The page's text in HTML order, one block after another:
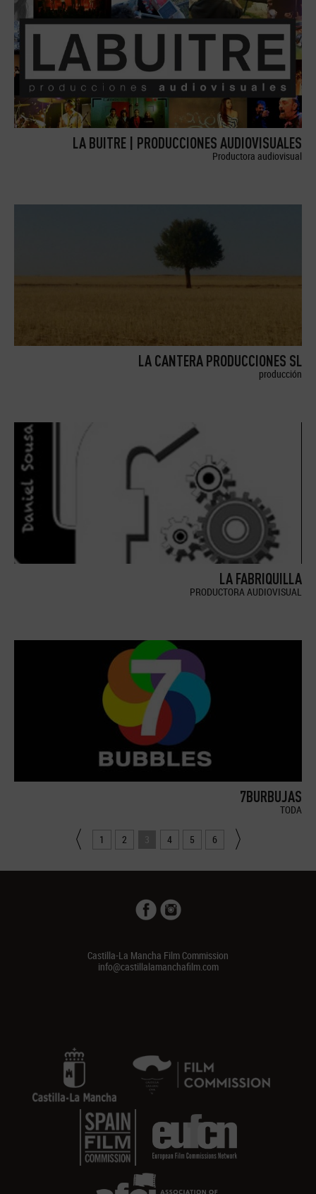
LA BUITRE | PRODUCCIONES AUDIOVISUALES
Productora audiovisual
LA CANTERA PRODUCCIONES SL
producción
LA FABRIQUILLA
PRODUCTORA AUDIOVISUAL
7BURBUJAS
TODA
1 2 3 4 5 6
Castilla-La Mancha Film Commission
info@castillalamanchafilm.com